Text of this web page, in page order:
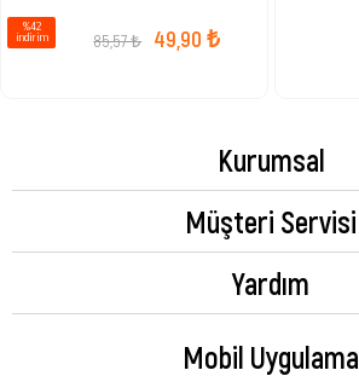
49,90 ₺
85,57 ₺
%42
i̇ndirim
Kurumsal
Müşteri Servisi
Yardım
Mobil Uygulama